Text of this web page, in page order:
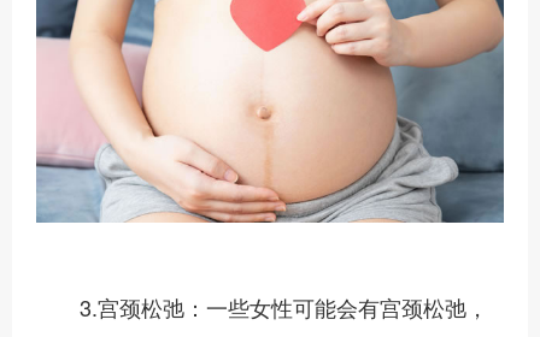
3.宫颈松弛：一些女性可能会有宫颈松弛，